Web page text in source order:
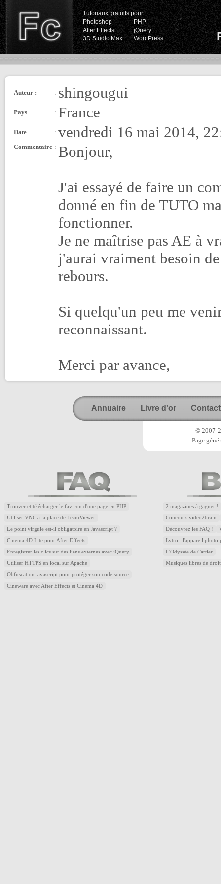
Tutoriaux gratuits pour :
Photoshop
PHP
After Effects
jQuery
3D Studio Max
WordPress
Auteur : : shingougui
Pays : France
Date : vendredi 16 mai 2014,
Commentaire : Bonjour,
J'ai essayé de faire un
donné en fin de TUTO
fonctionner.
Je ne maîtrise pas AE à
j'aurai vraiment besoin
rebours.
Si quelqu'un peu me
reconnaissant.
Merci par avance,
Annuaire - Livre d'or - Contact
© 2007-
Page
Trouver et télécharger le favicon d'une page en PHP
Utiliser VNC à la place de TeamViewer
Le point virgule est-il obligatoire en Javascript ?
Cinema 4D Lite pour After Effects
Enregistrer les clics sur des liens externes avec jQuery
Utiliser HTTPS en local sur Apache
Obfuscation javascript pour protéger son code source
Cineware avec After Effects et Cinema 4D
2 magazines à gagner !
Concours video2brain
Découvrez les FAQ !
Lytro : l'appareil photo
L'Odyssée de Cartier
Musiques libres de